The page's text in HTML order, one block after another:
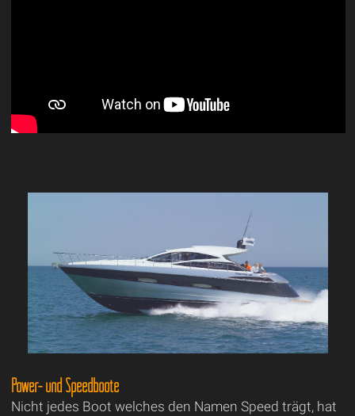
Power- und Speedboote
Nicht jedes Boot welches den Namen Speed trägt, hat